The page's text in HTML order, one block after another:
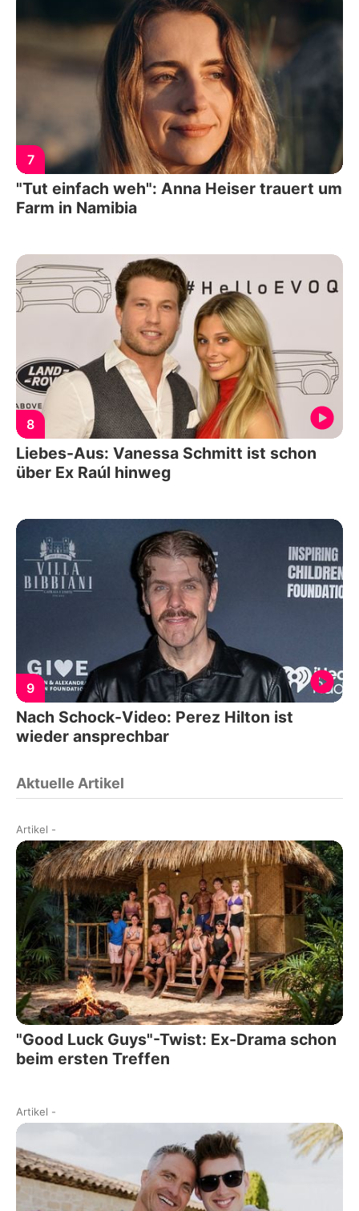
7
"Tut einfach weh": Anna Heiser trauert um
Farm in Namibia
8
Liebes-Aus: Vanessa Schmitt ist schon
über Ex Raúl hinweg
9
Nach Schock-Video: Perez Hilton ist
wieder ansprechbar
Aktuelle Artikel
Artikel -
"Good Luck Guys"-Twist: Ex-Drama schon
beim ersten Treffen
Artikel -